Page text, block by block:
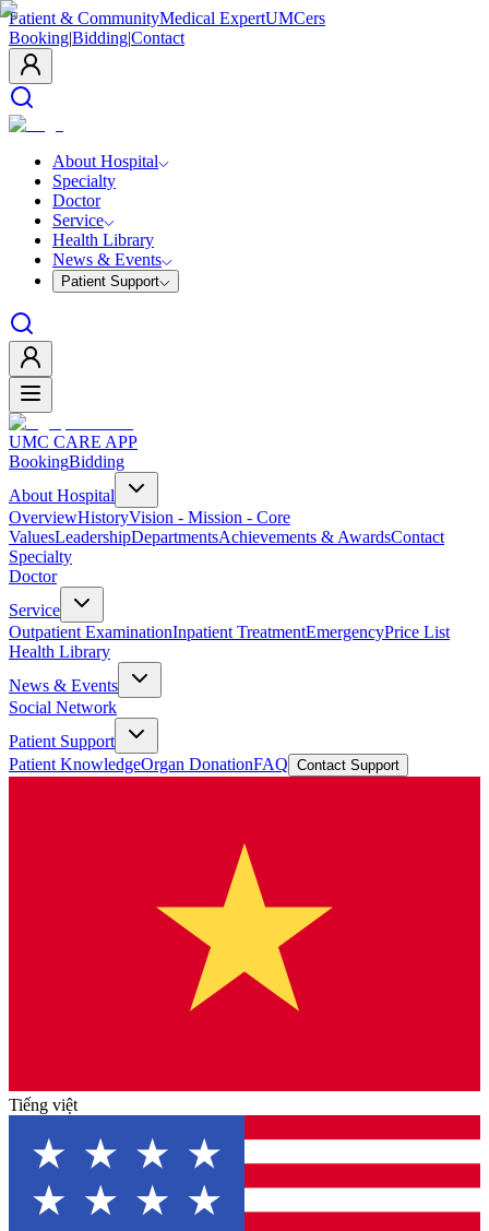
Patient & CommunityMedical ExpertUMCers
Booking|Bidding|Contact
About Hospital
Specialty
Doctor
Service
Health Library
News & Events
Patient Support
UMC CARE APP
BookingBidding
About Hospital
OverviewHistoryVision - Mission - Core
ValuesLeadershipDepartmentsAchievements & AwardsContact
Specialty
Doctor
Service
Outpatient ExaminationInpatient TreatmentEmergencyPrice List
Health Library
News & Events
Social Network
Patient Support
Patient KnowledgeOrgan DonationFAQ Contact Support
Tiếng việt